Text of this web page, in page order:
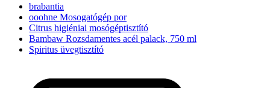
brabantia
ooohne Mosogatógép por
Citrus higiéniai mosógéptisztító
Bambaw Rozsdamentes acél palack, 750 ml
Spiritus üvegtisztító